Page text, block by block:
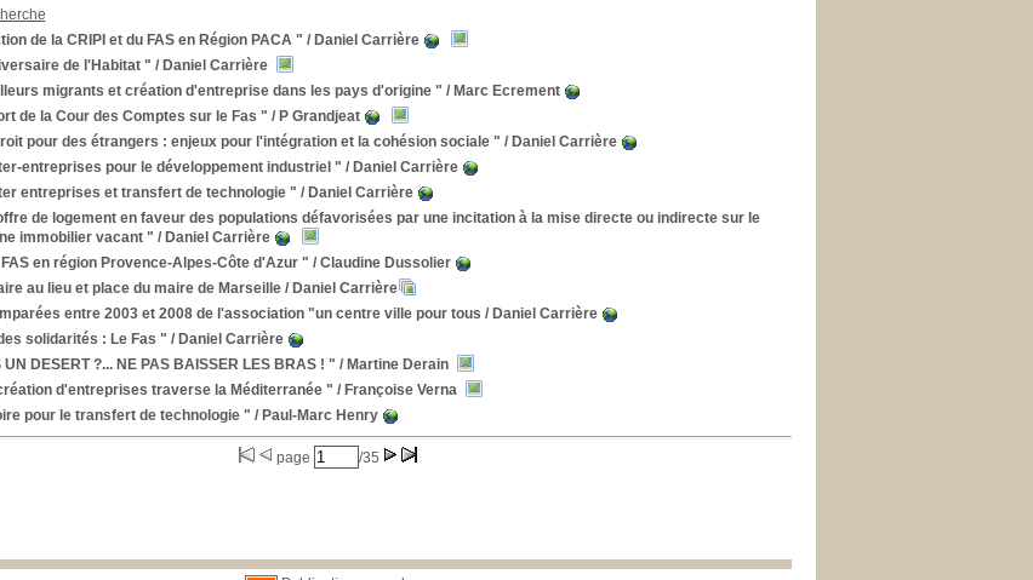
de la CRIPI et du FAS en Région PACA " / Daniel Carrière
de l'Habitat " / Daniel Carrière
migrants et création d'entreprise dans les pays d'origine " / Marc Ecrement
de la Cour des Comptes sur le Fas " / P Grandjeat
pour des étrangers : enjeux pour l'intégration et la cohésion sociale " / Daniel Carrière
entreprises pour le développement industriel " / Daniel Carrière
entreprises et transfert de technologie " / Daniel Carrière
de logement en faveur des populations défavorisées par une incitation à la mise directe ou indirecte sur le
immobilier vacant " / Daniel Carrière
en région Provence-Alpes-Côte d'Azur " / Claudine Dussolier
au lieu et place du maire de Marseille/ Daniel Carrière
entre 2003 et 2008 de l'association "un centre ville pour tous / Daniel Carrière
solidarités : Le Fas " / Daniel Carrière
DESERT ?... NE PAS BAISSER LES BRAS ! " / Martine Derain
d'entreprises traverse la Méditerranée " / Françoise Verna
pour le transfert de technologie " / Paul-Marc Henry
page /35